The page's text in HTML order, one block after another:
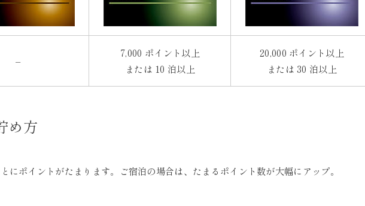
–
7,000 ポイント以上
または 10 泊以上
20,000 ポイント以上
または 30 泊以上
め方
にポイントがたまります。ご宿泊の場合は、たまるポイント数が大幅にアップ。